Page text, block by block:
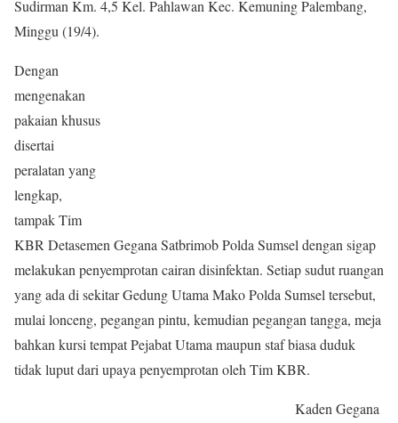
Sudirman Km. 4,5 Kel. Pahlawan Kec. Kemuning Palembang,
Minggu (19/4).
Dengan
mengenakan
pakaian khusus
disertai
peralatan yang
lengkap,
tampak Tim
KBR Detasemen Gegana Satbrimob Polda Sumsel dengan sigap
melakukan penyemprotan cairan disinfektan. Setiap sudut ruangan
yang ada di sekitar Gedung Utama Mako Polda Sumsel tersebut,
mulai lonceng, pegangan pintu, kemudian pegangan tangga, meja
bahkan kursi tempat Pejabat Utama maupun staf biasa duduk
tidak luput dari upaya penyemprotan oleh Tim KBR.
Kaden Gegana